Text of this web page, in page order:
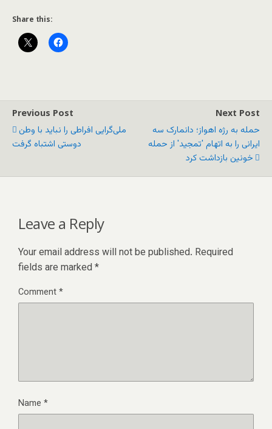
Share this:
Previous Post
ملی‌گرایی افراطی را نباید با وطن
دوستی اشتباه گرفت
Next Post
حمله به رژه اهواز؛ دانمارک سه
ایرانی را به اتهام 'تمجید' از حمله
خونین بازداشت کرد
Leave a Reply
Your email address will not be published. Required
fields are marked *
Comment*
Name *